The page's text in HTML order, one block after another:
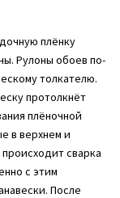
плёнку
Рулоны обоев по-
толкателю.
протолкнёт
плёночной
в верхнем и
сварка
с этим
После